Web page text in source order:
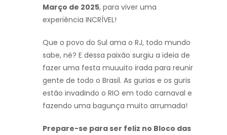
Março de 2025, para viver uma
experiência INCRÍVEL!
Que o povo do Sul ama o RJ, todo mundo
sabe, né? E dessa paixão surgiu a ideia de
fazer uma festa muuuito irada para reunir
gente de todo o Brasil. As gurias e os guris
estão invadindo o RIO em todo carnaval e
fazendo uma bagunça muito arrumada!
Prepare-se para ser feliz no Bloco das